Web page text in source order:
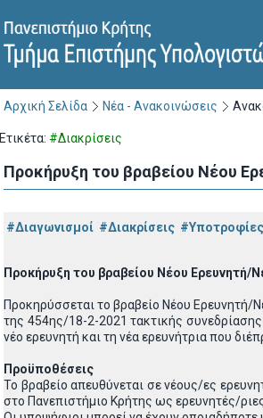
Αρχική Σελίδα Νέα - Ανακοινώσεις
Ετικέτα: #Διακρίσεις
Προκήρυξη του βραβείου Νέου
#Διαγωνισμοί #Διακρίσεις #Υποτροφίες
Προκήρυξη του βραβείου Νέου Ερευνητή/
Προκηρύσσεται το βραβείο Νέου Ερευνητή/
της 454ης/18-2-2021 τακτικής
νέο ερευνητή και τη νέα ερευνήτρια που
Προϋποθέσεις
Το βραβείο απευθύνεται σε νέους/ες
στο Πανεπιστήμιο Κρήτης ως ερευνητές/